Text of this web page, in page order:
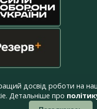
досвід роботи на
Детальніше про